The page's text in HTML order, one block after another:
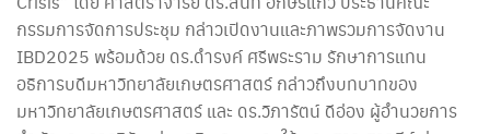
กรรมการจัดการประชุม กล่าวเปิดงานและภาพรวมการจัดงาน
IBD2025 พร้อมด้วย ดร.ดำรงค์ ศรีพระราม รักษาการแทน
อธิการบดีมหาวิทยาลัยเกษตรศาสตร์ กล่าวถึงบทบาทของ
มหาวิทยาลัยเกษตรศาสตร์ และ ดร.วิภารัตน์ ดีอ่อง ผู้อำนวยการ